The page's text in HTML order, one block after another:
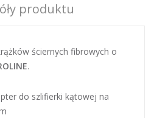
produktu
ściernych fibrowych o
.
do szlifierki kątowej na